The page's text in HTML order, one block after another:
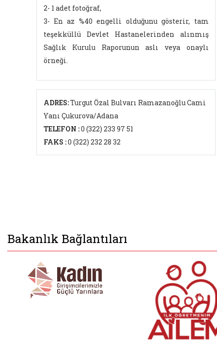
2- 1 adet fotoğraf,
3- En az %40 engelli olduğunu gösterir, tam
teşekküllü Devlet Hastanelerinden alınmış
Sağlık Kurulu Raporunun aslı veya onaylı
örneği.
ADRES:Turgut Özal Bulvarı Ramazanoğlu Cami
Yanı Çukurova/Adana
TELEFON :0 (322) 233 97 51
FAKS :0 (322) 232 28 32
Bakanlık Bağlantıları